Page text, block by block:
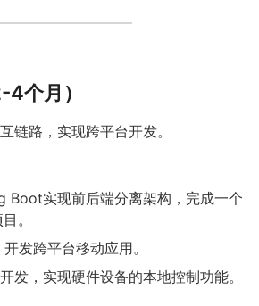
个月）
链路，实现跨平台开发。
Boot实现前后端分离架构，完成一个
。
发跨平台移动应用。
发，实现硬件设备的本地控制功能。